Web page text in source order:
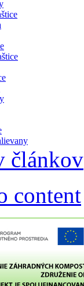
článkov
content